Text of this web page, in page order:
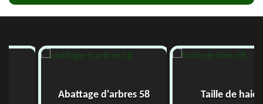
Abattage d'arbres 58 Taille de haie